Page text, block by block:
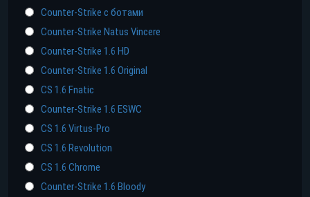
Counter-Strike с ботами
Counter-Strike Natus Vincere
Counter-Strike 1.6 HD
Counter-Strike 1.6 Original
CS 1.6 Fnatic
Counter-Strike 1.6 ESWC
CS 1.6 Virtus-Pro
CS 1.6 Revolution
CS 1.6 Chrome
Counter-Strike 1.6 Bloody